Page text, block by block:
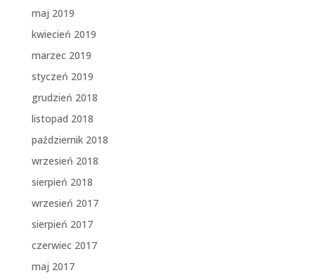
maj 2019
kwiecień 2019
marzec 2019
styczeń 2019
grudzień 2018
listopad 2018
październik 2018
wrzesień 2018
sierpień 2018
wrzesień 2017
sierpień 2017
czerwiec 2017
maj 2017